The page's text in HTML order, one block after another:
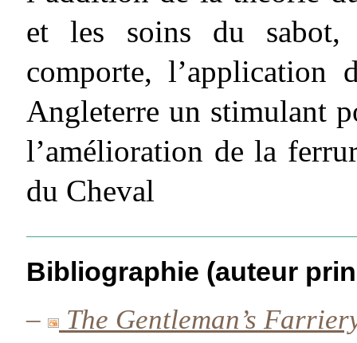
et les soins du sabot,
comporte, l’application
Angleterre un stimulant
l’amélioration de la
du Cheval
Bibliographie (auteur
–
The Gentleman’s